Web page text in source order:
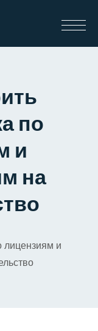
по
и
на
лицензиям и